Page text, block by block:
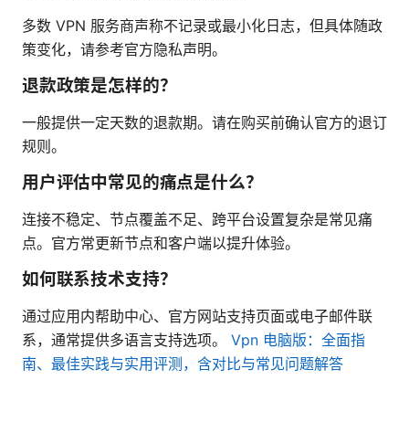
多数 VPN 服务商声称不记录或最小化日志，但具体随政
策变化，请参考官方隐私声明。
退款政策是怎样的？
一般提供一定天数的退款期。请在购买前确认官方的退订
规则。
用户评估中常见的痛点是什么？
连接不稳定、节点覆盖不足、跨平台设置复杂是常见痛
点。官方常更新节点和客户端以提升体验。
如何联系技术支持？
通过应用内帮助中心、官方网站支持页面或电子邮件联
系，通常提供多语言支持选项。 Vpn 电脑版：全面指
南、最佳实践与实用评测，含对比与常见问题解答